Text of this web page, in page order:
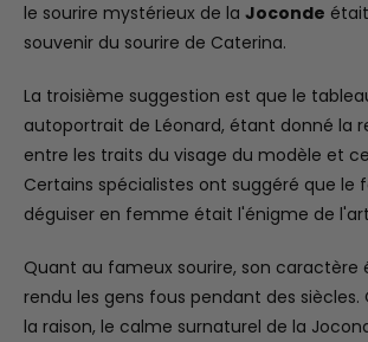
le sourire mystérieux de la Joconde
souvenir du sourire de Caterina.
La troisième suggestion est que le
autoportrait de Léonard, étant donné la
entre les traits du visage du modèle et
Certains spécialistes ont suggéré que le
déguiser en femme était l'énigme de
Quant au fameux sourire, son caractère
rendu les gens fous pendant des siècles.
la raison, le calme surnaturel de la